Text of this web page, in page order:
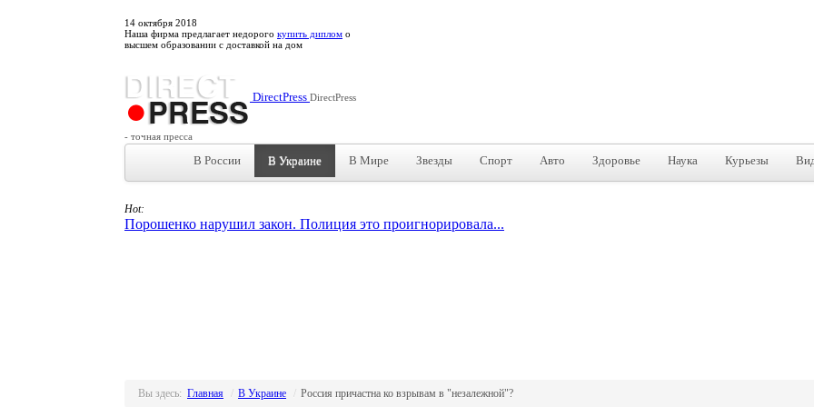
14 октября 2018
Наша фирма предлагает недорого купить диплом о
высшем образовании с доставкой на дом
DirectPress DirectPress
- точная пресса
В России В Украине В Мире Звезды Спорт Авто Здоровье Наука Курьезы
Hot:
Порошенко нарушил закон. Полиция это проигнорировала...
Вы здесь: Главная В Украине Россия причастна ко взрывам в "незалежной"?